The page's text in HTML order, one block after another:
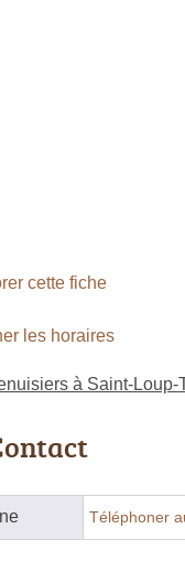
cette fiche
les horaires
à Saint-Loup-
Téléphoner